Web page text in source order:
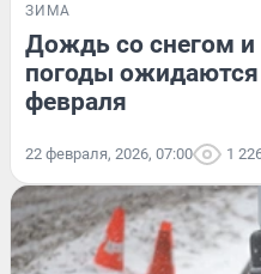
ЗИМА
Дождь со снегом и
погоды
февраля
22 февраля, 2026, 07:00 1